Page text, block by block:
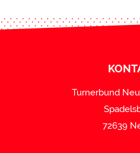
Turnerbund
72639